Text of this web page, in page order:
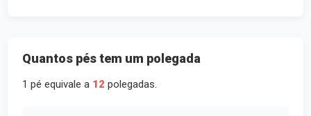
Quantos pés tem um polegada
1 pé equivale a 12 polegadas.